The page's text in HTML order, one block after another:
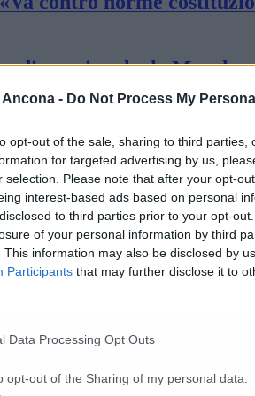
- Do Not Process My
opt-out of the sale, sharing to third
for targeted advertising by us,
selection. Please note that after your opt-
interest-based ads based on personal
to third parties prior to your opt-
of your personal information by third
This information may also be disclosed by
Participants that may further disclose it to
Data Processing Opt Outs
opt-out of the Sharing of my personal data.
nazionale, le Marche
Pass per ballare in
in provincia di Ancona
tamponi analizzati